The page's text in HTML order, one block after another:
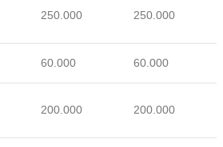
250.000 250.000
60.000 60.000
200.000 200.000